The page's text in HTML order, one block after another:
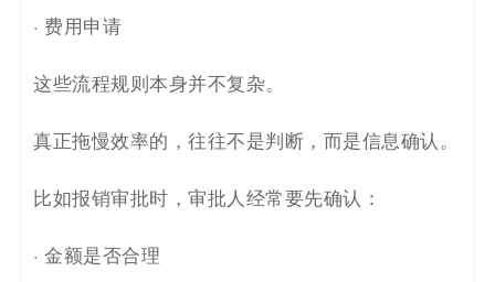
· 费用申请
这些流程规则本身并不复杂。
真正拖慢效率的，往往不是判断，而是信息确认。
比如报销审批时，审批人经常要先确认：
· 金额是否合理